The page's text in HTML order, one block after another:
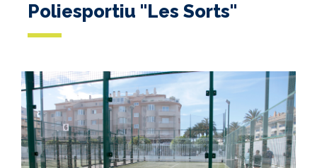
Poliesportiu "Les Sorts"